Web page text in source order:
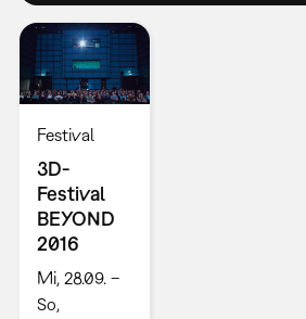
Festival
3D-
Festival
BEYOND
2016
Mi, 28.09. –
So,